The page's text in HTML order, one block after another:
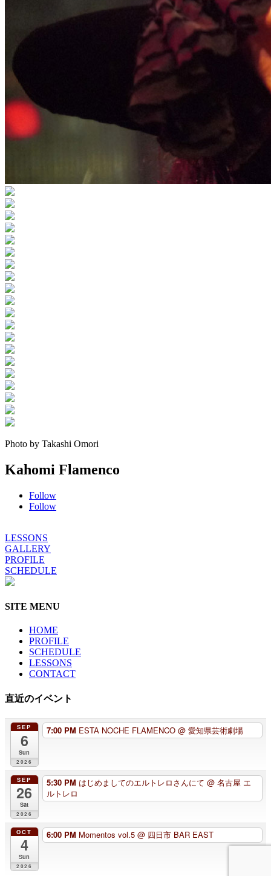
Photo by Takashi Omori
Kahomi Flamenco
Follow
Follow
LESSONS
GALLERY
PROFILE
SCHEDULE
SITE MENU
HOME
PROFILE
SCHEDULE
LESSONS
CONTACT
直近のイベント
SEP
6
Sun
2026
7:00 PM ESTA NOCHE FLAMENCO @ 愛知県芸術劇場
SEP
26
Sat
2026
5:30 PM はじめましてのエルトレロさんにて @ 名古屋 エ
ルトレロ
OCT
4
Sun
2026
6:00 PM Momentos vol.5 @ 四日市 BAR EAST